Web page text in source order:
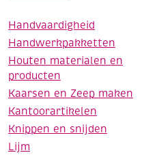
Handvaardigheid
Handwerkpakketten
Houten materialen en
producten
Kaarsen en Zeep maken
Kantoorartikelen
Knippen en snijden
Lijm